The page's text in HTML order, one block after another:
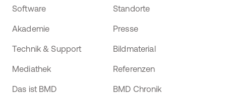
Software
Akademie
Technik & Support
Mediathek
Das ist BMD
Standorte
Presse
Bildmaterial
Referenzen
BMD Chronik